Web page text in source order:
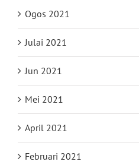
Ogos 2021
Julai 2021
Jun 2021
Mei 2021
April 2021
Februari 2021